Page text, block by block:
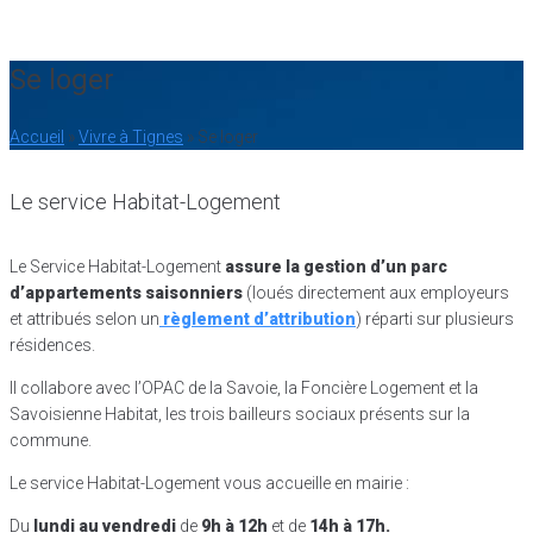
Se loger
Accueil »Vivre à Tignes » Se loger
Le service Habitat-Logement
Le Service Habitat-Logement assure la gestion d’un parc
d’appartements saisonniers (loués directement aux employeurs
et attribués selon un règlement d’attribution) réparti sur plusieurs
résidences.
Il collabore avec l’OPAC de la Savoie, la Foncière Logement et la
Savoisienne Habitat, les trois bailleurs sociaux présents sur la
commune.
Le service Habitat-Logement vous accueille en mairie :
Du lundi au vendredi de 9h à 12h et de 14h à 17h.